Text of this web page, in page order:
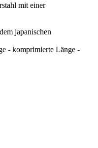
mit einer
japanischen
- komprimierte Länge -